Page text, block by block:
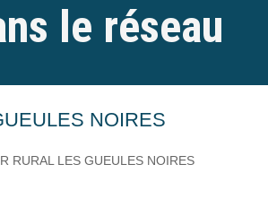
le réseau
NOIRES
RURAL LES GUEULES NOIRES